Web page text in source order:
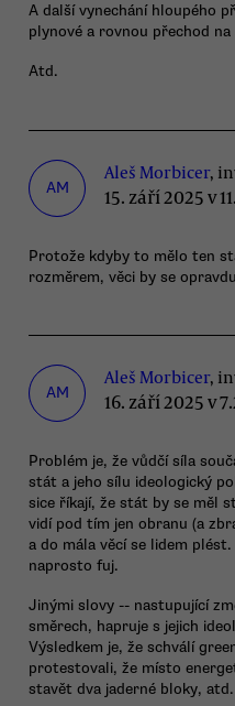
A další vynechání hloupého
plynové a rovnou přechod
Atd.
AM
Aleš Morbicer,
15. září 2025 v
Protože kdyby to mělo ten
rozměrem, věci by se
AM
Aleš Morbicer,
16. září 2025 v
Problém je, že vůdčí síla
stát a jeho sílu ideologický
sice říkají, že stát by se měl
vidí pod tím jen obranu (a
a do mála věcí se lidem
naprosto fuj.
Jinými slovy -- nastupující
směrech, hapruje s jejich
Výsledkem je, že schválí
protestovali, že místo
stavět dva jaderné bloky, atd.